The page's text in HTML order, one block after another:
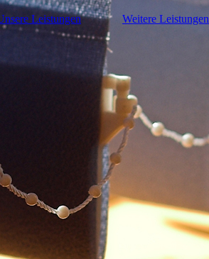
Leistungen Weitere Leistungen